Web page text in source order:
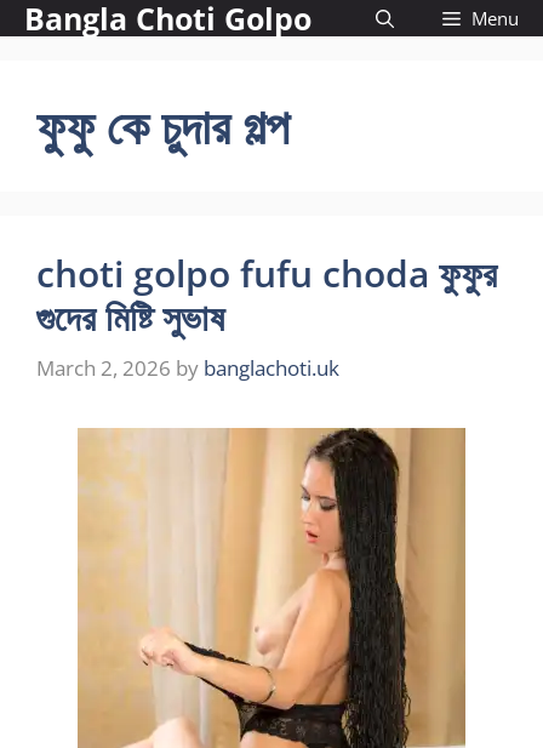
Skip
to
Bangla Choti Golpo Menu
ফুফু কে চুদার গল্প
choti golpo fufu choda ফুফুর
গুদের মিষ্টি সুভাষ
March 2, 2026 by banglachoti.uk